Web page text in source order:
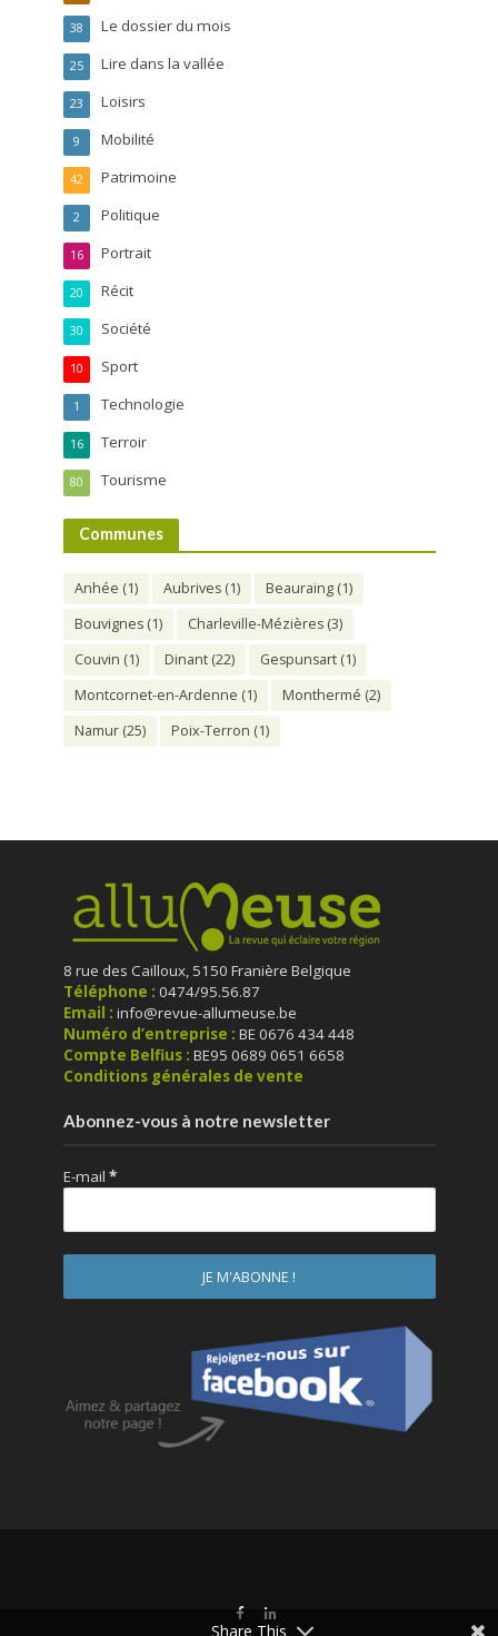
Le dossier du mois
38
Lire dans la vallée
25
Loisirs
23
Mobilité
9
Patrimoine
42
Politique
2
Portrait
16
Récit
20
Société
30
Sport
10
Technologie
1
Terroir
16
Tourisme
80
Communes
Anhée (1) Aubrives(1) Beauraing(1)
Bouvignes(1) Charleville-Mézières(3)
Couvin (1) Dinant(22) Gespunsart(1)
Montcornet-en-Ardenne (1) Monthermé (2)
Namur(25) Poix-Terron (1)
8 rue des Cailloux, 5150 Franière Belgique
Téléphone : 0474/95.56.87
Email : info@revue-allumeuse.be
Numéro d’entreprise : BE 0676 434 448
Compte Belfius : BE95 0689 0651 6658
Conditions générales de vente
Abonnez-vous à notre newsletter
E-mail *
Share This